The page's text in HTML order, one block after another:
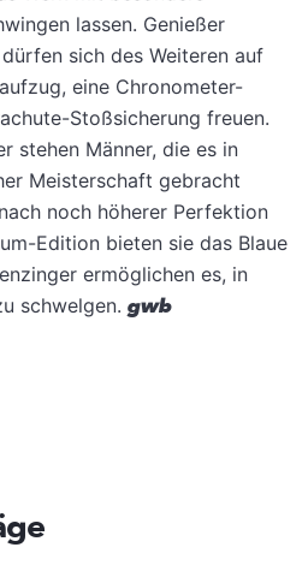
lassen. Genießer
sich des Weiteren auf
eine Chronometer-
Stoßsicherung freuen.
stehen Männer, die es in
Meisterschaft gebracht
noch höherer Perfektion
Edition bieten sie das Blaue
ermöglichen es, in
schwelgen. gwb